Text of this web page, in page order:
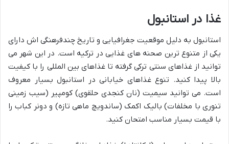
غذا در استانبول
استانبول به دلیل موقعیت جغرافیایی و تاریخ چندفرهنگی اش دارای
یکی از متنوع ترین صحنه های غذایی در ترکیه است. در این شهر می
توانید از غذاهای سنتی ترکی گرفته تا غذاهای بین المللی را با کیفیت
بالا پیدا کنید. تنوع غذاهای خیابانی در استانبول بسیار معروف
است. می توانید سیمیت (نان کنجدی حلقوی) کومپیر (سیب زمینی
تنوری با مخلفات) بالیک اکمک (ساندویچ ماهی تازه) و دونر کباب را
با قیمت بسیار مناسب امتحان کنید.